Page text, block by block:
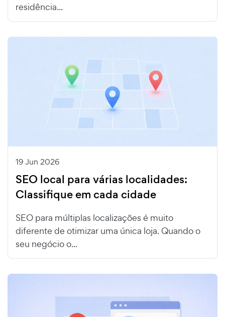
residência...
19 Jun 2026
SEO local para várias localidades:
Classifique em cada cidade
SEO para múltiplas localizações é muito
diferente de otimizar uma única loja. Quando o
seu negócio o...